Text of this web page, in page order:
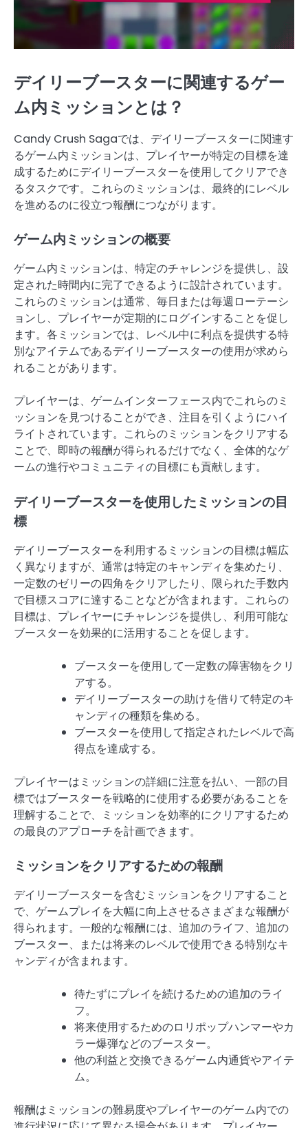
デイリーブースターに関連するゲー
ム内ミッションとは？
Candy Crush Sagaでは、デイリーブースターに関連す
るゲーム内ミッションは、プレイヤーが特定の目標を達
成するためにデイリーブースターを使用してクリアでき
るタスクです。これらのミッションは、最終的にレベル
を進めるのに役立つ報酬につながります。
ゲーム内ミッションの概要
ゲーム内ミッションは、特定のチャレンジを提供し、設
定された時間内に完了できるように設計されています。
これらのミッションは通常、毎日または毎週ローテーシ
ョンし、プレイヤーが定期的にログインすることを促し
ます。各ミッションでは、レベル中に利点を提供する特
別なアイテムであるデイリーブースターの使用が求めら
れることがあります。
プレイヤーは、ゲームインターフェース内でこれらのミ
ッションを見つけることができ、注目を引くようにハイ
ライトされています。これらのミッションをクリアする
ことで、即時の報酬が得られるだけでなく、全体的なゲ
ームの進行やコミュニティの目標にも貢献します。
デイリーブースターを使用したミッションの目
標
デイリーブースターを利用するミッションの目標は幅広
く異なりますが、通常は特定のキャンディを集めたり、
一定数のゼリーの四角をクリアしたり、限られた手数内
で目標スコアに達することなどが含まれます。これらの
目標は、プレイヤーにチャレンジを提供し、利用可能な
ブースターを効果的に活用することを促します。
ブースターを使用して一定数の障害物をクリ
アする。
デイリーブースターの助けを借りて特定のキ
ャンディの種類を集める。
ブースターを使用して指定されたレベルで高
得点を達成する。
プレイヤーはミッションの詳細に注意を払い、一部の目
標ではブースターを戦略的に使用する必要があることを
理解することで、ミッションを効率的にクリアするため
の最良のアプローチを計画できます。
ミッションをクリアするための報酬
デイリーブースターを含むミッションをクリアすること
で、ゲームプレイを大幅に向上させるさまざまな報酬が
得られます。一般的な報酬には、追加のライフ、追加の
ブースター、または将来のレベルで使用できる特別なキ
ャンディが含まれます。
待たずにプレイを続けるための追加のライ
フ。
将来使用するためのロリポップハンマーやカ
ラー爆弾などのブースター。
他の利益と交換できるゲーム内通貨やアイテ
ム。
報酬はミッションの難易度やプレイヤーのゲーム内での